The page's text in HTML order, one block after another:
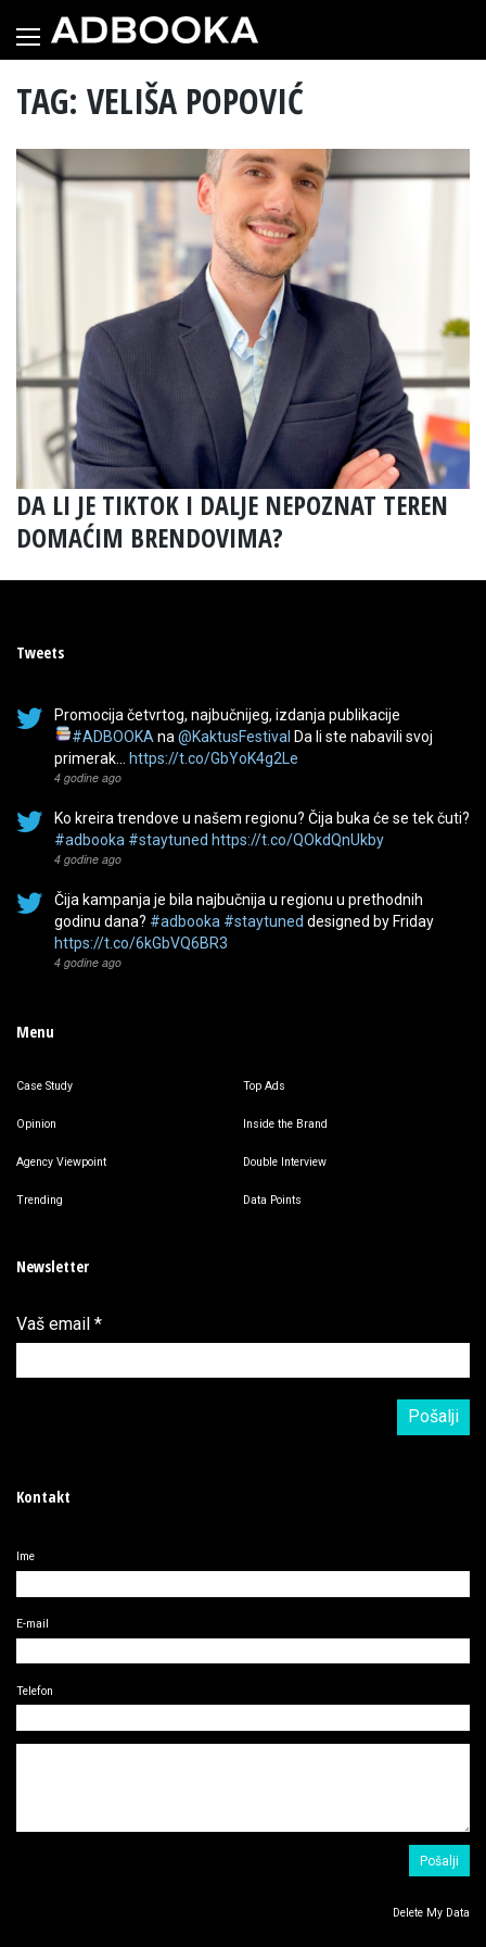
content
TAG: VELIŠA POPOVIĆ
DA LI JE TIKTOK I DALJE NEPOZNAT TEREN
DOMAĆIM BRENDOVIMA?
Tweets
Promocija četvrtog, najbučnijeg, izdanja publikacije
#ADBOOKA na @KaktusFestival Da li ste nabavili svoj
primerak…
https://t.co/GbYoK4g2Le
4 godine ago
Ko kreira trendove u našem regionu? Čija buka će se tek čuti?
#adbooka #staytuned https://t.co/QOkdQnUkby
4 godine ago
Čija kampanja je bila najbučnija u regionu u prethodnih
godinu dana? #adbooka #staytuned designed by Friday
https://t.co/6kGbVQ6BR3
4 godine ago
Menu
Case Study Top Ads
Opinion Inside the Brand
Agency Viewpoint Double Interview
Trending Data Points
Newsletter
Vaš email *
Kontakt
Ime
E-mail
Telefon
Delete My Data